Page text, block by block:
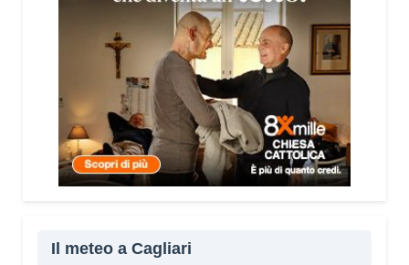
Il meteo a Cagliari